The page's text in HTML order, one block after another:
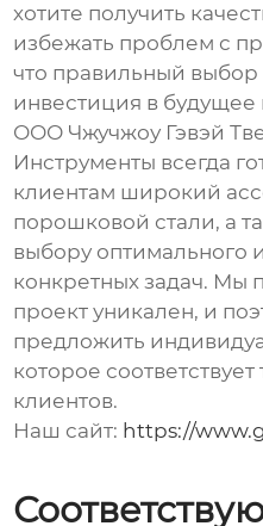
хотите получить
избежать проблем с
что правильный выбор
инвестиция в будущее
ООО Чжучжоу Гэвэй
Инструменты всегда
клиентам широкий
порошковой стали, а
выбору оптимального
конкретных задач. Мы
проект уникален, и
предложить
которое
клиентов.
Наш сайт: https://